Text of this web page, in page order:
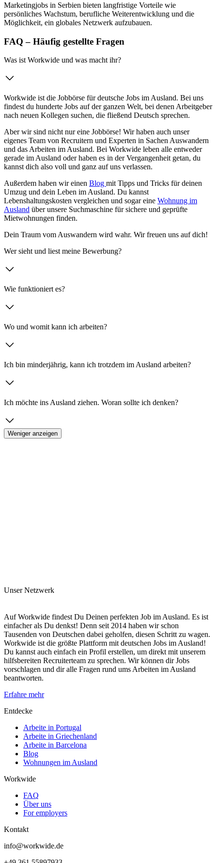
Marketingjobs in Serbien bieten langfristige Vorteile wie
persönliches Wachstum, berufliche Weiterentwicklung und die
Möglichkeit, ein globales Netzwerk aufzubauen.
FAQ – Häufig gestellte Fragen
Was ist Workwide und was macht ihr?
Workwide ist die Jobbörse für deutsche Jobs im Ausland. Bei uns
findest du hunderte Jobs auf der ganzen Welt, bei denen Arbeitgeber
nach neuen Kollegen suchen, die fließend Deutsch sprechen.
Aber wir sind nicht nur eine Jobbörse! Wir haben auch unser
eigenes Team von Recruitern und Experten in Sachen Auswandern
und das Arbeiten im Ausland. Bei Workwide leben alle entweder
gerade im Ausland oder haben es in der Vergangenheit getan, du
kannst dich also voll und ganz auf uns verlassen.
Außerdem haben wir einen Blog mit Tipps und Tricks für deinen
Umzug und dein Leben im Ausland. Du kannst
Lebenshaltungskosten vergleichen und sogar eine Wohnung im
Ausland über unsere Suchmaschine für sichere und geprüfte
Mietwohnungen finden.
Dein Traum vom Auswandern wird wahr. Wir freuen uns auf dich!
Wer sieht und liest meine Bewerbung?
Wie funktioniert es?
Wo und womit kann ich arbeiten?
Ich bin minderjährig, kann ich trotzdem im Ausland arbeiten?
Ich möchte ins Ausland ziehen. Woran sollte ich denken?
Weniger anzeigen
Unser Netzwerk
Auf Workwide findest Du Deinen perfekten Job im Ausland. Es ist
einfacher als Du denkst! Denn seit 2014 haben wir schon
Tausenden von Deutschen dabei geholfen, diesen Schritt zu wagen.
Workwide ist die größte Plattform mit deutschen Jobs im Ausland!
Du kannst auch einfach ein Profil erstellen, um direkt mit unserem
hilfsbereiten Recruiterteam zu sprechen. Wir können dir Jobs
vorschlagen und dir alle Fragen rund ums Arbeiten im Ausland
beantworten.
Erfahre mehr
Entdecke
Arbeite in Portugal
Arbeite in Griechenland
Arbeite in Barcelona
Blog
Wohnungen im Ausland
Workwide
FAQ
Über uns
For employers
Kontakt
info@workwide.de